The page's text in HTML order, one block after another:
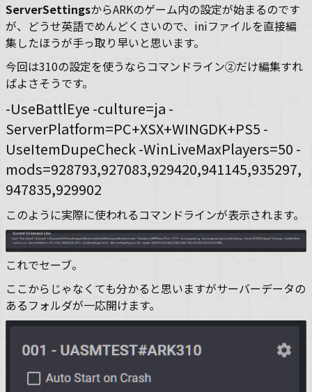
ServerSettingsからARKのゲーム内の設定が始まるのです
が、どうせ英語でめんどくさいので、iniファイルを直接編
集したほうが手っ取り早いと思います。
今回は310の設定を使うならコマンドライン②だけ編集すれ
ばよさそうです。
-UseBattlEye -culture=ja -
ServerPlatform=PC+XSX+WINGDK+PS5 -
UseItemDupeCheck -WinLiveMaxPlayers=50 -
mods=928793,927083,929420,941145,935297,
947835,929902
このように実際に使われるコマンドラインが表示されます。
これでセーブ。
ここからじゃなくても分かると思いますがサーバーデータの
あるフォルダが一応開けます。